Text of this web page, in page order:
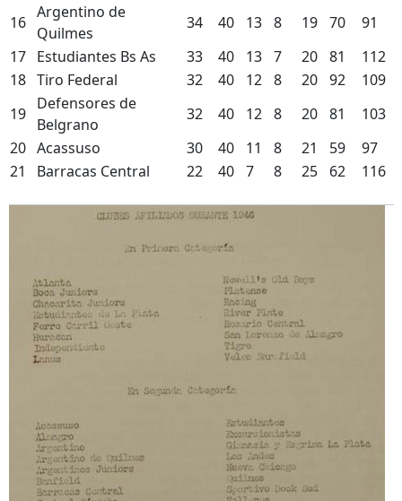
16
Argentino de
Quilmes
34 40 13 8 19 70
91
17
Estudiantes Bs As 33 40 13 7 20 81
112
18 Tiro Federal 32 40 12 8 20 92
109
19
Defensores de
Belgrano
32 40 12 8 20 81
103
20 Acassuso 30 40 11 8 21 59
97
21
Barracas Central 22 40 7 8 25 62 116